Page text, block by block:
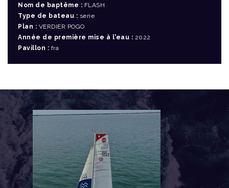
Nom de baptême : FLASH
Type de bateau : serie
Plan : VERDIER POGO
Année de première mise à l'eau : 2022
Pavillon : fra